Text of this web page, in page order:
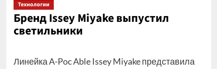
Технологии
Бренд Issey Miyake выпустил
светильники
Линейка A-Poc Able Issey Miyake представила